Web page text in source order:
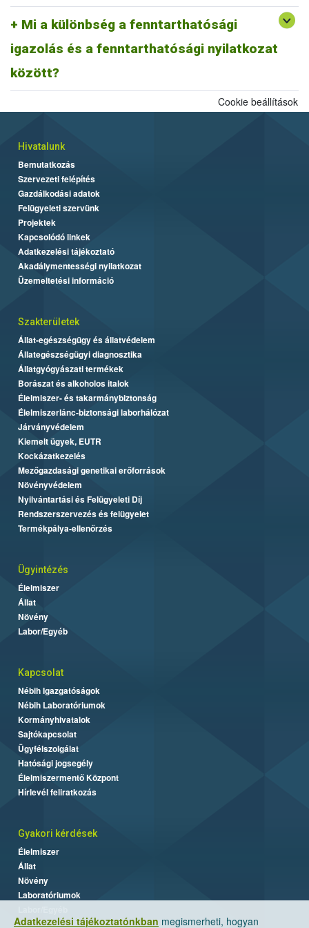
Mi a különbség a fenntarthatósági
igazolás és a fenntarthatósági nyilatkozat
között?
A fentiek alapján fenntarthatósági nyilatkozatnak minősül a
biomassza igazolás is, ahogyan egy ISCC farm nyilatkozat is,
más tagállami fenntarthatósági rendszer szerinti fenntarthatósági
dokumentum is.
Adatkezelési tájékoztatónkban megismerheti, hogyan
Cookie beállítások
Hivatalunk
Bemutatkozás
Szervezeti felépítés
Gazdálkodási adatok
Felügyeleti szervünk
Projektek
Kapcsolódó linkek
Adatkezelési tájékoztató
Akadálymentességi nyilatkozat
Üzemeltetési információ
Szakterületek
Állat-egészségügy és állatvédelem
Állategészségügyi diagnosztika
Állatgyógyászati termékek
Borászat és alkoholos italok
Élelmiszer- és takarmánybiztonság
Élelmiszerlánc-biztonsági laborhálózat
Járványvédelem
Kiemelt ügyek, EUTR
Kockázatkezelés
Mezőgazdasági genetikai erőforrások
Növényvédelem
Nyilvántartási és Felügyeleti Díj
Rendszerszervezés és felügyelet
Termékpálya-ellenőrzés
Ügyintézés
Élelmiszer
Állat
Növény
Labor/Egyéb
Kapcsolat
Nébih Igazgatóságok
Nébih Laboratóriumok
Kormányhivatalok
Sajtókapcsolat
Ügyfélszolgálat
Hatósági jogsegély
Élelmiszermentő Központ
Hírlevél feliratkozás
Gyakori kérdések
Élelmiszer
Állat
Növény
Laboratóriumok